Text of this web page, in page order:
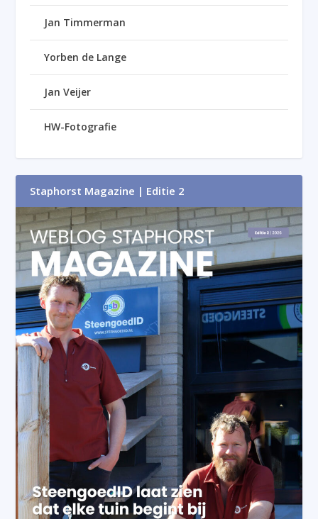
Jan Timmerman
Yorben de Lange
Jan Veijer
HW-Fotografie
Staphorst Magazine | Editie 2